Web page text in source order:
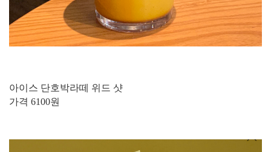
아이스 단호박라떼 위드 샷
가격 6100원